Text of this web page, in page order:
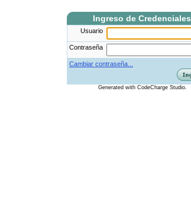
Ingreso de Credenciales
Usuario
Contraseña
Cambiar contraseña...
Generated with CodeCharge Studio.